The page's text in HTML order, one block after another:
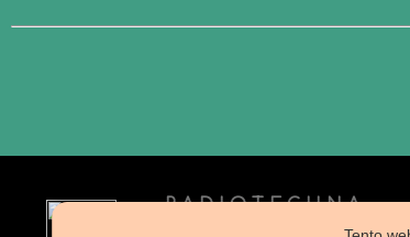
R A D I O T E C H N A
specializovaný E-Shop